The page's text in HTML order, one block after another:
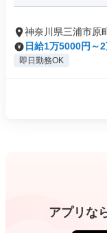
神奈川県三浦市原
日給1万5000円～
即日勤務OK
アプリな